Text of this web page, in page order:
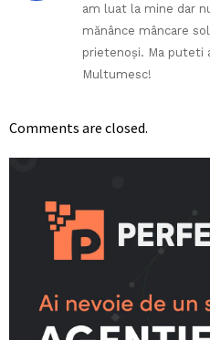
am luat la mine dar
mănânce mâncare
prietenoși. Ma puteti
Multumesc!
Comments are closed.